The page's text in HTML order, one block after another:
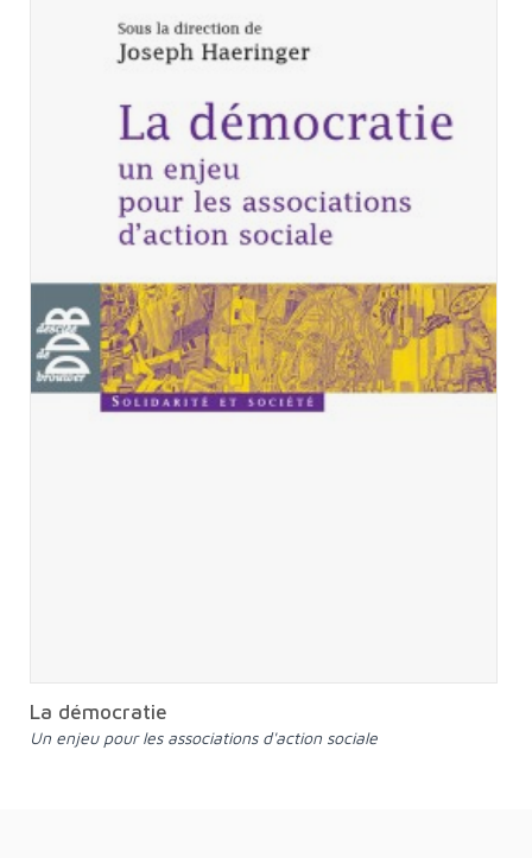
La démocratie
un enjeu pour les associations d'action sociale